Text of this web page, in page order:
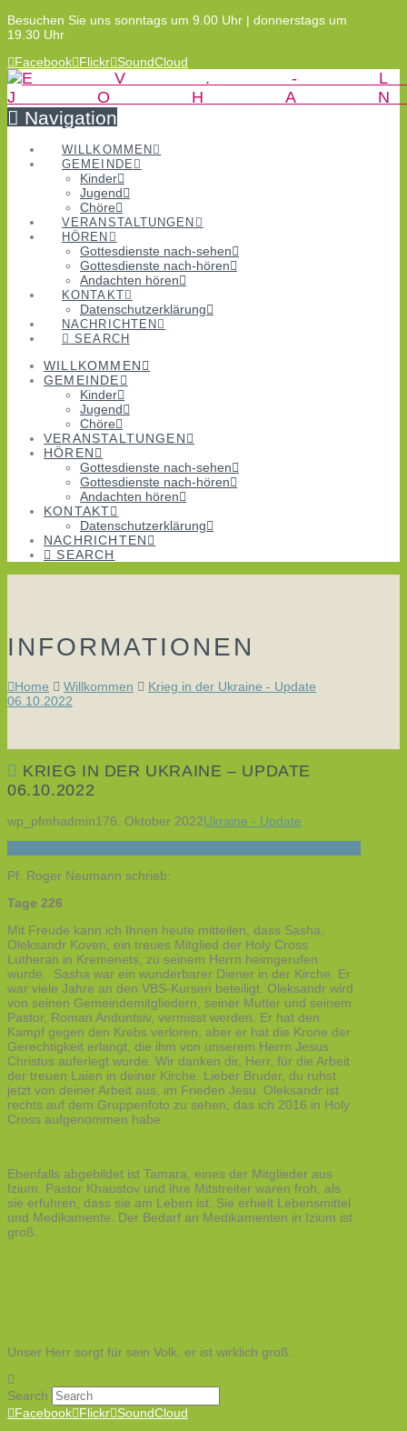
Besuchen Sie uns sonntags um 9.00 Uhr | donnerstags um
19.30 Uhr
Facebook Flickr SoundCloud
Navigation
WILLKOMMEN
GEMEINDE
Kinder
Jugend
Chöre
VERANSTALTUNGEN
HÖREN
Gottesdienste nach-sehen
Gottesdienste nach-hören
Andachten hören
KONTAKT
Datenschutzerklärung
NACHRICHTEN
SEARCH
WILLKOMMEN
GEMEINDE
Kinder
Jugend
Chöre
VERANSTALTUNGEN
HÖREN
Gottesdienste nach-sehen
Gottesdienste nach-hören
Andachten hören
KONTAKT
Datenschutzerklärung
NACHRICHTEN
SEARCH
INFORMATIONEN
Home Willkommen
Krieg in der Ukraine - Update
06.10.2022
KRIEG IN DER UKRAINE – UPDATE
06.10.2022
wp_pfmhadmin176. Oktober 2022Ukraine - Update
Pf. Roger Neumann schrieb:
Tage 226
Mit Freude kann ich Ihnen heute mitteilen, dass Sasha,
Oleksandr Koven, ein treues Mitglied der Holy Cross
Lutheran in Kremenets, zu seinem Herrn heimgerufen
wurde. Sasha war ein wunderbarer Diener in der Kirche. Er
war viele Jahre an den VBS-Kursen beteiligt. Oleksandr wird
von seinen Gemeindemitgliedern, seiner Mutter und seinem
Pastor, Roman Anduntsiv, vermisst werden. Er hat den
Kampf gegen den Krebs verloren, aber er hat die Krone der
Gerechtigkeit erlangt, die ihm von unserem Herrn Jesus
Christus auferlegt wurde. Wir danken dir, Herr, für die Arbeit
der treuen Laien in deiner Kirche. Lieber Bruder, du ruhst
jetzt von deiner Arbeit aus, im Frieden Jesu. Oleksandr ist
rechts auf dem Gruppenfoto zu sehen, das ich 2016 in Holy
Cross aufgenommen habe.
Ebenfalls abgebildet ist Tamara, eines der Mitglieder aus
Izium. Pastor Khaustov und ihre Mitstreiter waren froh, als
sie erfuhren, dass sie am Leben ist. Sie erhielt Lebensmittel
und Medikamente. Der Bedarf an Medikamenten in Izium ist
groß.
Unser Herr sorgt für sein Volk, er ist wirklich groß.
Search
Facebook Flickr SoundCloud